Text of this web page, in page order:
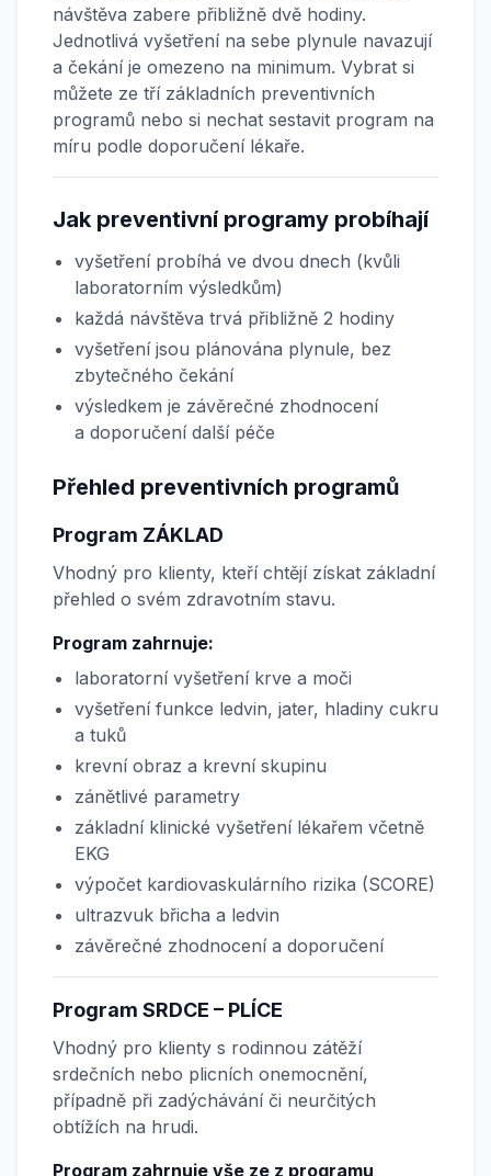
návštěva zabere přibližně dvě hodiny.
Jednotlivá vyšetření na sebe plynule navazují
a čekání je omezeno na minimum. Vybrat si
můžete ze tří základních preventivních
programů nebo si nechat sestavit program na
míru podle doporučení lékaře.
Jak preventivní programy probíhají
vyšetření probíhá ve dvou dnech (kvůli
laboratorním výsledkům)
každá návštěva trvá přibližně 2 hodiny
vyšetření jsou plánována plynule, bez
zbytečného čekání
výsledkem je závěrečné zhodnocení
a doporučení další péče
Přehled preventivních programů
Program ZÁKLAD
Vhodný pro klienty, kteří chtějí získat základní
přehled o svém zdravotním stavu.
Program zahrnuje:
laboratorní vyšetření krve a moči
vyšetření funkce ledvin, jater, hladiny cukru
a tuků
krevní obraz a krevní skupinu
zánětlivé parametry
základní klinické vyšetření lékařem včetně
EKG
výpočet kardiovaskulárního rizika (SCORE)
ultrazvuk břicha a ledvin
závěrečné zhodnocení a doporučení
Program SRDCE – PLÍCE
Vhodný pro klienty s rodinnou zátěží
srdečních nebo plicních onemocnění,
případně při zadýchávání či neurčitých
obtížích na hrudi.
Program zahrnuje vše ze z programu